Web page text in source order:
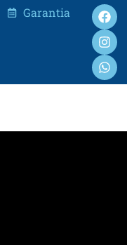
Garantia